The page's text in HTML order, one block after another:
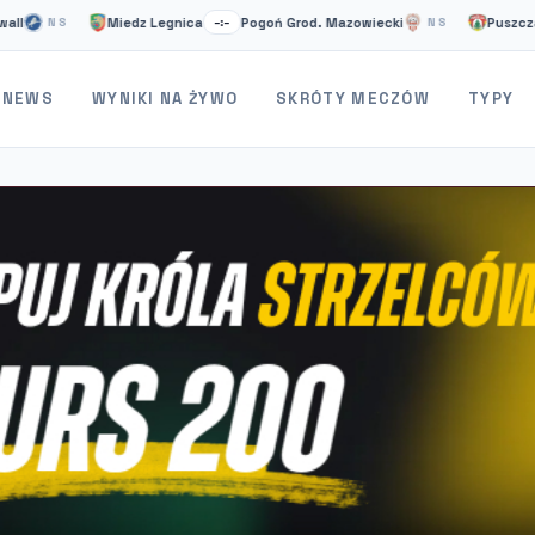
NS Miedz Legnica –:– Pogoń Grod. Mazowiecki NS Puszcza
NEWS WYNIKI NA ŻYWO SKRÓTY MECZÓW TYPY